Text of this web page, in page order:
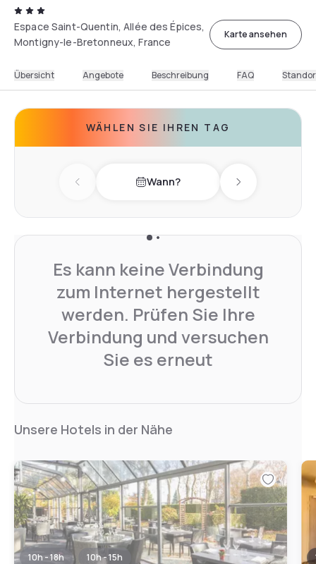
Espace Saint-Quentin, Allée des Épices,
Montigny-le-Bretonneux, France
Karte ansehen
Übersicht Angebote Beschreibung FAQ
WÄHLEN SIE IHREN TAG
Previous day Wann? Next day
Es kann keine Verbindung
zum Internet hergestellt
werden. Prüfen Sie Ihre
Verbindung und versuchen
Sie es erneut
Unsere Hotels in der Nähe
10h - 18h 10h - 15h